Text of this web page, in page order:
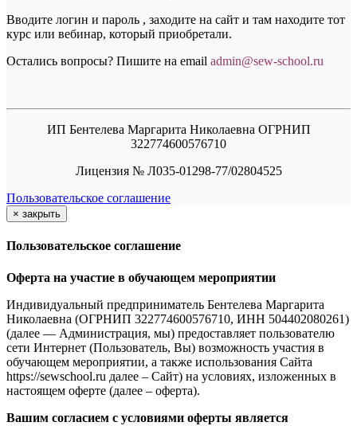
Вводите логин и пароль , заходите на сайт и там находите тот
курс или вебинар, который приобретали.
Остались вопросы? Пишите на email admin@sew-school.ru
ИП Бентелева Маргарита Николаевна ОГРНИП
322774600576710
Лицензия № Л035-01298-77/02804525
Пользовательское соглашение
× закрыть
Пользовательское соглашение
Оферта на участие в обучающем мероприятии
Индивидуальный предприниматель Бентелева Маргарита
Николаевна (ОГРНИП 322774600576710, ИНН 504402080261)
(далее — Администрация, мы) предоставляет пользователю
сети Интернет (Пользователь, Вы) возможность участия в
обучающем мероприятии, а также использования Сайта
https://sewschool.ru далее – Сайт) на условиях, изложенных в
настоящем оферте (далее – оферта).
Вашим согласием с условиями оферты является